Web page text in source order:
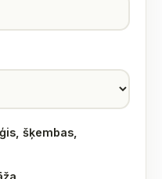
šķembas,